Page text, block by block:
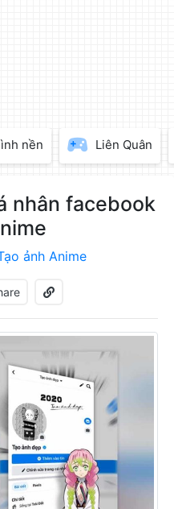
vào
phí
nền Liên Quân
nhân facebook
ảnh Anime